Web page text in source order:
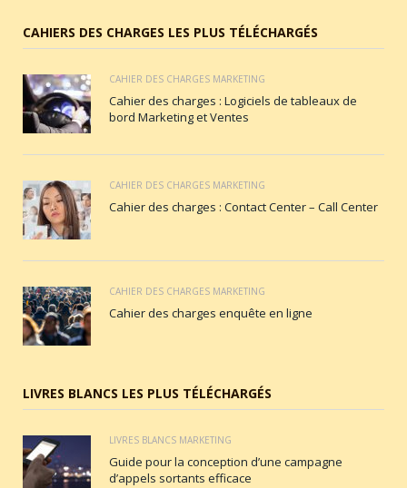
CAHIERS DES CHARGES LES PLUS TÉLÉCHARGÉS
CAHIER DES CHARGES MARKETING
Cahier des charges : Logiciels de tableaux de
bord Marketing et Ventes
CAHIER DES CHARGES MARKETING
Cahier des charges : Contact Center – Call Center
CAHIER DES CHARGES MARKETING
Cahier des charges enquête en ligne
LIVRES BLANCS LES PLUS TÉLÉCHARGÉS
LIVRES BLANCS MARKETING
Guide pour la conception d’une campagne
d’appels sortants efficace